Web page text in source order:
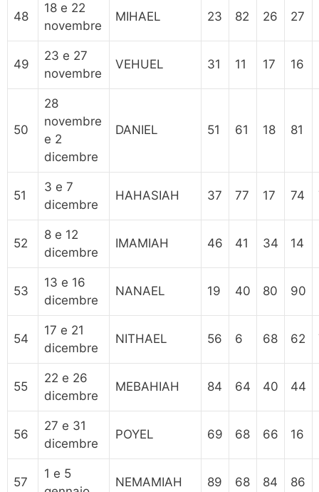
48
18 e 22
novembre
MIHAEL 23 82 26 27
49
23 e 27
novembre
VEHUEL 31 11 17 16
50
28
novembre
e 2
dicembre
DANIEL 51 61 18 81
51
3 e 7
dicembre
HAHASIAH 37 77 17 74
52
8 e 12
dicembre
IMAMIAH 46 41 34 14
53
13 e 16
dicembre
NANAEL 19 40 80 90
54
17 e 21
dicembre
NITHAEL 56 6 68 62
55
22 e 26
dicembre
MEBAHIAH 84 64 40 44
56
27 e 31
dicembre
POYEL 69 68 66 16
57
1 e 5
NEMAMIAH 89 68 84 86